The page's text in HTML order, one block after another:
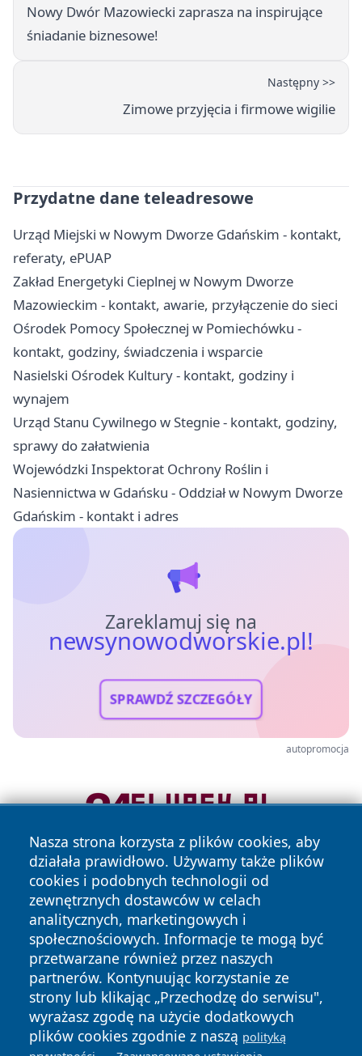
Nowy Dwór Mazowiecki zaprasza na inspirujące
śniadanie biznesowe!
Następny >>
Zimowe przyjęcia i firmowe wigilie
Przydatne dane teleadresowe
Urząd Miejski w Nowym Dworze Gdańskim - kontakt,
referaty, ePUAP
Zakład Energetyki Cieplnej w Nowym Dworze
Mazowieckim - kontakt, awarie, przyłączenie do sieci
Ośrodek Pomocy Społecznej w Pomiechówku -
kontakt, godziny, świadczenia i wsparcie
Nasielski Ośrodek Kultury - kontakt, godziny i
wynajem
Urząd Stanu Cywilnego w Stegnie - kontakt, godziny,
sprawy do załatwienia
Wojewódzki Inspektorat Ochrony Roślin i
Nasiennictwa w Gdańsku - Oddział w Nowym Dworze
Gdańskim - kontakt i adres
Zareklamuj się na
newsynowodworskie.pl!
SPRAWDŹ SZCZEGÓŁY
autopromocja
Nasza strona korzysta z plików cookies, aby
działała prawidłowo. Używamy także plików
cookies i podobnych technologii od
zewnętrznych dostawców w celach
analitycznych, marketingowych i
społecznościowych. Informacje te mogą być
przetwarzane również przez naszych
partnerów. Kontynuując korzystanie ze
strony lub klikając „Przechodzę do serwisu",
wyrażasz zgodę na użycie dodatkowych
plików cookies zgodnie z naszą polityką
Copyright © 2026 newsynowodworskie.pl Wszystkie prawa
zastrzeżone.
Polityka Polityka